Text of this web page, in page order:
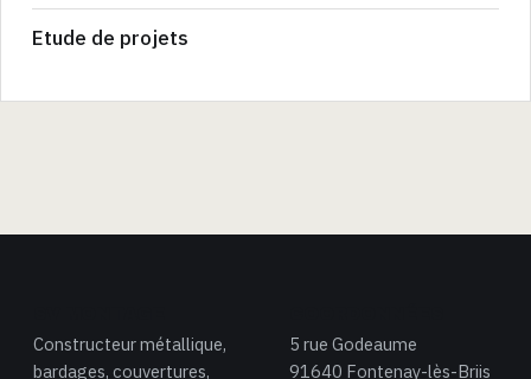
Etude de projets
Constructeur métallique,
bardages, couvertures,
5 rue Godeaume
91640 Fontenay-lès-Briis